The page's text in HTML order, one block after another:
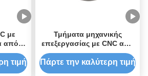
με
από
με
mmτιμή
Τμήματα μηχανικής
επεξεργασίας με CNC από
χαλκό
Πάρτε την καλύτερη τιμή